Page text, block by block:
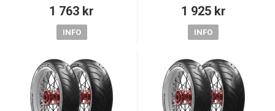
1 763 kr
INFO
1 925 kr
INFO